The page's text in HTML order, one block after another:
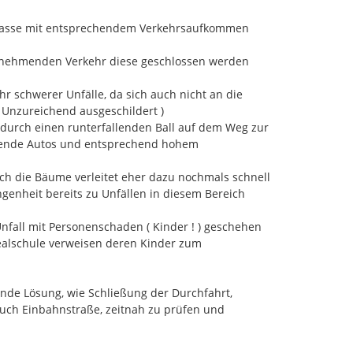
Meldung nachträglich bearbeiten können. Ihre
zum Entwurf melden:
des Lärmaktionsplans der Stadt Hemer.
der 4. Runde der Stadt Hemer inkl. der Anlagen
Seite zum Download.
dem entsprechenden Textfeld mit. Die Angabe der
und dient lediglich dem am Eingabefeld
konkretes (lokales) Lärmproblem oder bringen Sie
einer Lärmbelastung ein. Und so können
Meldungnach diesem Text.
oben rechts im Kartenausschnitt über das
mit entsprechendem Verkehrsaufkommen
Verkehr diese geschlossen werden
schwerer Unfälle, da sich auch nicht an die
ausgeschildert )
einen runterfallenden Ball auf dem Weg zur
Autos und entsprechend hohem
die Bäume verleitet eher dazu nochmals schnell
bereits zu Unfällen in diesem Bereich
mit Personenschaden ( Kinder ! ) geschehen
verweisen deren Kinder zum
Lösung, wie Schließung der Durchfahrt,
Einbahnstraße, zeitnah zu prüfen und